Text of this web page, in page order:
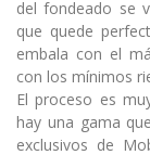
del fondeado se
que quede
embala con el
con los mínimos
El proceso es
hay una gama
exclusivos de